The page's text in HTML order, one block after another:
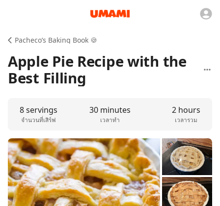
Pacheco’s Baking Book 🍪
Apple Pie Recipe with the
Best Filling
8 servings
จำนวนที่เสิร์ฟ
30 minutes
เวลาทำ
2 hours
เวลารวม